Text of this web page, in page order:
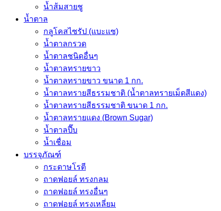
น้ำส้มสายชู
น้ำตาล
กลูโคสไซรัป (แบะแซ)
น้ำตาลกรวด
น้ำตาลชนิดอื่นๆ
น้ำตาลทรายขาว
น้ำตาลทรายขาว ขนาด 1 กก.
น้ำตาลทรายสีธรรมชาติ (น้ำตาลทรายเม็ดสีแดง)
น้ำตาลทรายสีธรรมชาติ ขนาด 1 กก.
น้ำตาลทรายแดง (Brown Sugar)
น้ำตาลปี๊บ
น้ำเชื่อม
บรรจุภัณฑ์
กระดาษโรตี
ถาดฟอยล์ ทรงกลม
ถาดฟอยล์ ทรงอื่นๆ
ถาดฟอยล์ ทรงเหลี่ยม